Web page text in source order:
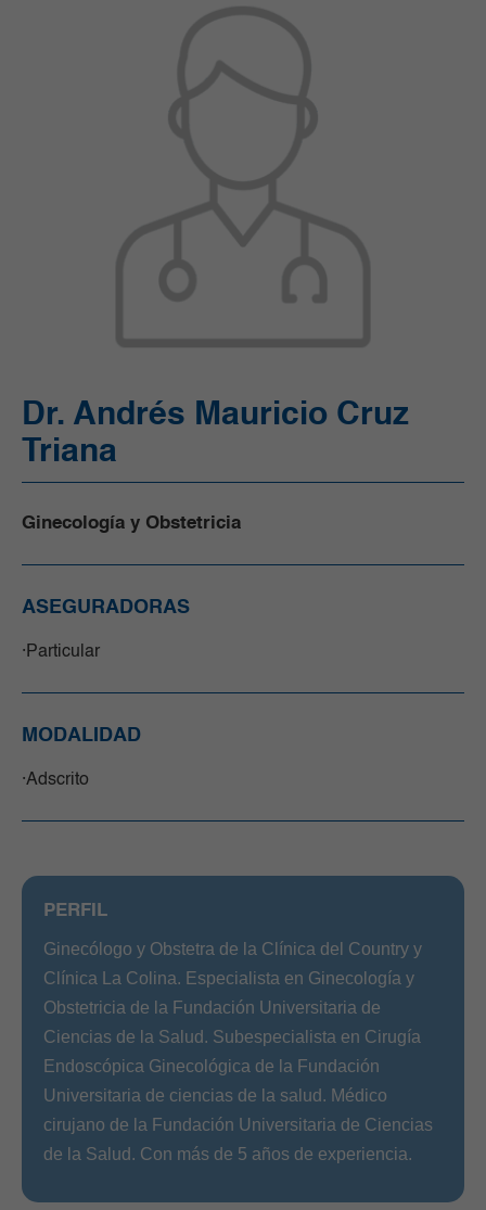
Unidad de Cuidado Crítico Especializado (UCI)
Dr. Andrés Mauricio Cruz
Triana
Ginecología y Obstetricia
ASEGURADORAS
Particular
MODALIDAD
Adscrito
PERFIL
Ginecólogo y Obstetra de la Clínica del Country y
Clínica La Colina. Especialista en Ginecología y
Obstetricia de la Fundación Universitaria de
Ciencias de la Salud. Subespecialista en Cirugía
Endoscópica Ginecológica de la Fundación
Universitaria de ciencias de la salud. Médico
cirujano de la Fundación Universitaria de Ciencias
de la Salud. Con más de 5 años de experiencia.